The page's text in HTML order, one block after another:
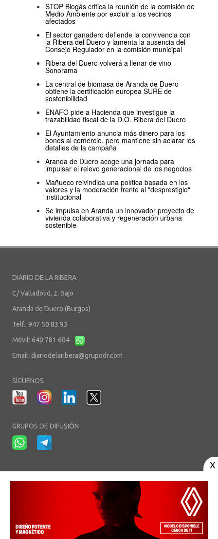
STOP Biogás critica la reunión de la comisión de
Medio Ambiente por excluir a los vecinos
afectados
El sector ganadero defiende la convivencia con
la Ribera del Duero y lamenta la ausencia del
Consejo Regulador en la comisión municipal
Ribera del Duero volverá a llenar de vino
Sonorama
La central de biomasa de Aranda de Duero
obtiene la certificación europea SURE de
sostenibilidad
ENAFO pide a Hacienda que investigue la
trazabilidad fiscal de la D.O. Ribera del Duero
El Ayuntamiento anuncia más dinero para los
bonos al comercio, pero mantiene sin aclarar los
detalles de la campaña
Aranda de Duero acoge una jornada para
impulsar el relevo generacional de los negocios
Mañueco reivindica una política basada en los
valores y la moderación frente al "desprestigio"
institucional
Se impulsa en Aranda un innovador proyecto de
vivienda colaborativa y regeneración urbana
sostenible
DIARIO DE LA RIBERA
C/ Valladolid, 2, Bajo
Aranda de Duero (Burgos)
Telf.: 947 50 83 93
Móvil: 640 781 604
Email: diariodelaribera@grupodr.com
SÍGUENOS
GRUPOS DE DIFUSIÓN
Aviso Legal - Política de Privacidad -Política de Cookies Área privada